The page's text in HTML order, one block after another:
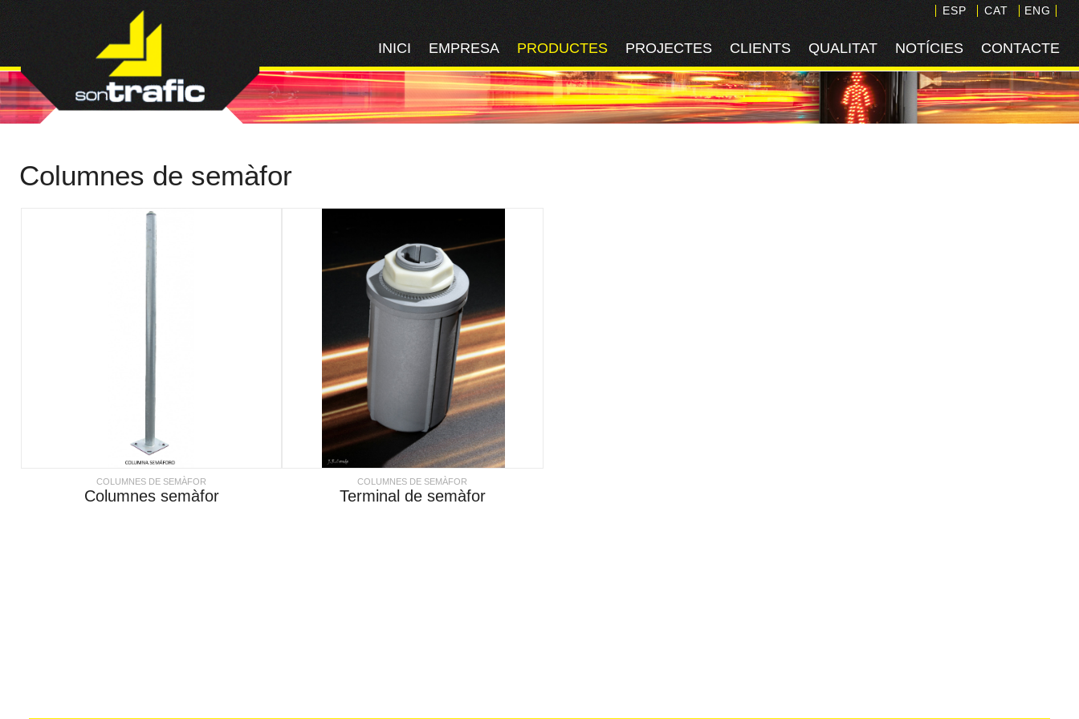
ESP CAT ENG
INICI EMPRESA PRODUCTES PROJECTES CLIENTS QUALITAT NOTÍCIES CONTACTE
Columnes de semàfor
COLUMNES DE SEMÀFOR
Columnes semàfor
COLUMNES DE SEMÀFOR
Terminal de semàfor